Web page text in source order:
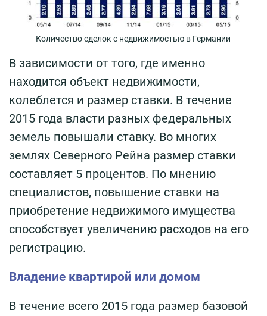
Количество сделок с недвижимостью в Германии
В зависимости от того, где именно
находится объект недвижимости,
колеблется и размер ставки. В течение
2015 года власти разных федеральных
земель повышали ставку. Во многих
землях Северного Рейна размер ставки
составляет 5 процентов. По мнению
специалистов, повышение ставки на
приобретение недвижимого имущества
способствует увеличению расходов на его
регистрацию.
Владение квартирой или домом
В течение всего 2015 года размер базовой